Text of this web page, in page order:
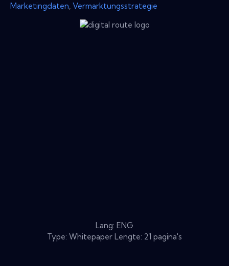
Marketingdaten Vermarktungsstrategie
Lang: ENG
Type: Whitepaper Lengte: 21 pagina's